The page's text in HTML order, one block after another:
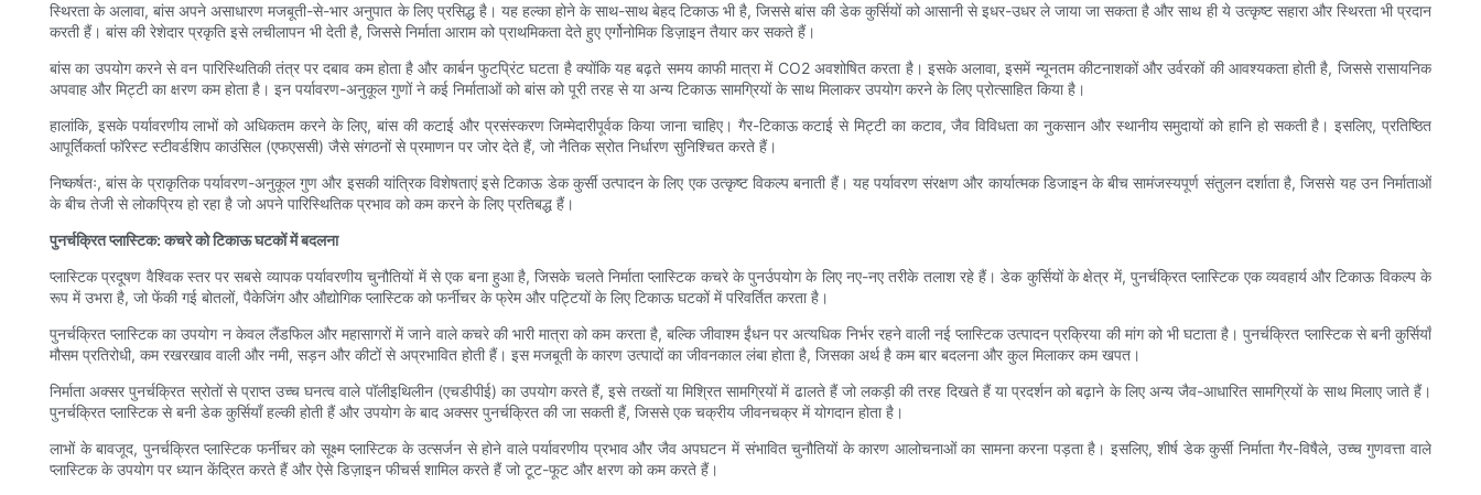
स्थिरता के अलावा, बांस अपने असाधारण मजबूती-से-भार अनुपात के लिए प्रसिद्ध है। यह हल्का होने के साथ-साथ बेहद टिकाऊ भी है, जिससे बांस की डेक कुर्सियों को आसानी से इधर-उधर ले जाया जा सकता है और साथ ही ये उत्कृष्ट सहारा और स्थिरता भी प्रदान
करती हैं। बांस की रेशेदार प्रकृति इसे लचीलापन भी देती है, जिससे निर्माता आराम को प्राथमिकता देते हुए एर्गोनोमिक डिज़ाइन तैयार कर सकते हैं।
बांस का उपयोग करने से वन पारिस्थितिकी तंत्र पर दबाव कम होता है और कार्बन फुटप्रिंट घटता है क्योंकि यह बढ़ते समय काफी मात्रा में CO2 अवशोषित करता है। इसके अलावा, इसमें न्यूनतम कीटनाशकों और उर्वरकों की आवश्यकता होती है, जिससे रासायनिक
अपवाह और मिट्टी का क्षरण कम होता है। इन पर्यावरण-अनुकूल गुणों ने कई निर्माताओं को बांस को पूरी तरह से या अन्य टिकाऊ सामग्रियों के साथ मिलाकर उपयोग करने के लिए प्रोत्साहित किया है।
हालांकि, इसके पर्यावरणीय लाभों को अधिकतम करने के लिए, बांस की कटाई और प्रसंस्करण जिम्मेदारीपूर्वक किया जाना चाहिए। गैर-टिकाऊ कटाई से मिट्टी का कटाव, जैव विविधता का नुकसान और स्थानीय समुदायों को हानि हो सकती है। इसलिए, प्रतिष्ठित
आपूर्तिकर्ता फॉरेस्ट स्टीवर्डशिप काउंसिल (एफएससी) जैसे संगठनों से प्रमाणन पर जोर देते हैं, जो नैतिक स्रोत निर्धारण सुनिश्चित करते हैं।
निष्कर्षतः, बांस के प्राकृतिक पर्यावरण-अनुकूल गुण और इसकी यांत्रिक विशेषताएं इसे टिकाऊ डेक कुर्सी उत्पादन के लिए एक उत्कृष्ट विकल्प बनाती हैं। यह पर्यावरण संरक्षण और कार्यात्मक डिजाइन के बीच सामंजस्यपूर्ण संतुलन दर्शाता है, जिससे यह उन निर्माताओं
के बीच तेजी से लोकप्रिय हो रहा है जो अपने पारिस्थितिक प्रभाव को कम करने के लिए प्रतिबद्ध हैं।
पुनर्चक्रित प्लास्टिक: कचरे को टिकाऊ घटकों में बदलना
प्लास्टिक प्रदूषण वैश्विक स्तर पर सबसे व्यापक पर्यावरणीय चुनौतियों में से एक बना हुआ है, जिसके चलते निर्माता प्लास्टिक कचरे के पुनर्उपयोग के लिए नए-नए तरीके तलाश रहे हैं। डेक कुर्सियों के क्षेत्र में, पुनर्चक्रित प्लास्टिक एक व्यवहार्य और टिकाऊ विकल्प के
रूप में उभरा है, जो फेंकी गई बोतलों, पैकेजिंग और औद्योगिक प्लास्टिक को फर्नीचर के फ्रेम और पट्टियों के लिए टिकाऊ घटकों में परिवर्तित करता है।
पुनर्चक्रित प्लास्टिक का उपयोग न केवल लैंडफिल और महासागरों में जाने वाले कचरे की भारी मात्रा को कम करता है, बल्कि जीवाश्म ईंधन पर अत्यधिक निर्भर रहने वाली नई प्लास्टिक उत्पादन प्रक्रिया की मांग को भी घटाता है। पुनर्चक्रित प्लास्टिक से बनी कुर्सियाँ
मौसम प्रतिरोधी, कम रखरखाव वाली और नमी, सड़न और कीटों से अप्रभावित होती हैं। इस मजबूती के कारण उत्पादों का जीवनकाल लंबा होता है, जिसका अर्थ है कम बार बदलना और कुल मिलाकर कम खपत।
निर्माता अक्सर पुनर्चक्रित स्रोतों से प्राप्त उच्च घनत्व वाले पॉलीइथिलीन (एचडीपीई) का उपयोग करते हैं, इसे तख्तों या मिश्रित सामग्रियों में ढालते हैं जो लकड़ी की तरह दिखते हैं या प्रदर्शन को बढ़ाने के लिए अन्य जैव-आधारित सामग्रियों के साथ मिलाए जाते हैं।
पुनर्चक्रित प्लास्टिक से बनी डेक कुर्सियाँ हल्की होती हैं और उपयोग के बाद अक्सर पुनर्चक्रित की जा सकती हैं, जिससे एक चक्रीय जीवनचक्र में योगदान होता है।
लाभों के बावजूद, पुनर्चक्रित प्लास्टिक फर्नीचर को सूक्ष्म प्लास्टिक के उत्सर्जन से होने वाले पर्यावरणीय प्रभाव और जैव अपघटन में संभावित चुनौतियों के कारण आलोचनाओं का सामना करना पड़ता है। इसलिए, शीर्ष डेक कुर्सी निर्माता गैर-विषैले, उच्च गुणवत्ता वाले
प्लास्टिक के उपयोग पर ध्यान केंद्रित करते हैं और ऐसे डिज़ाइन फीचर्स शामिल करते हैं जो टूट-फूट और क्षरण को कम करते हैं।